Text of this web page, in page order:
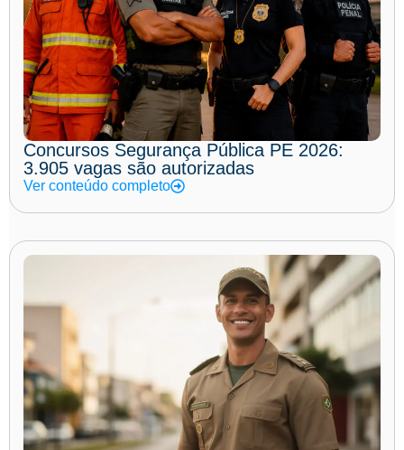
Concursos Segurança Pública PE 2026:
3.905 vagas são autorizadas
Ver conteúdo completo